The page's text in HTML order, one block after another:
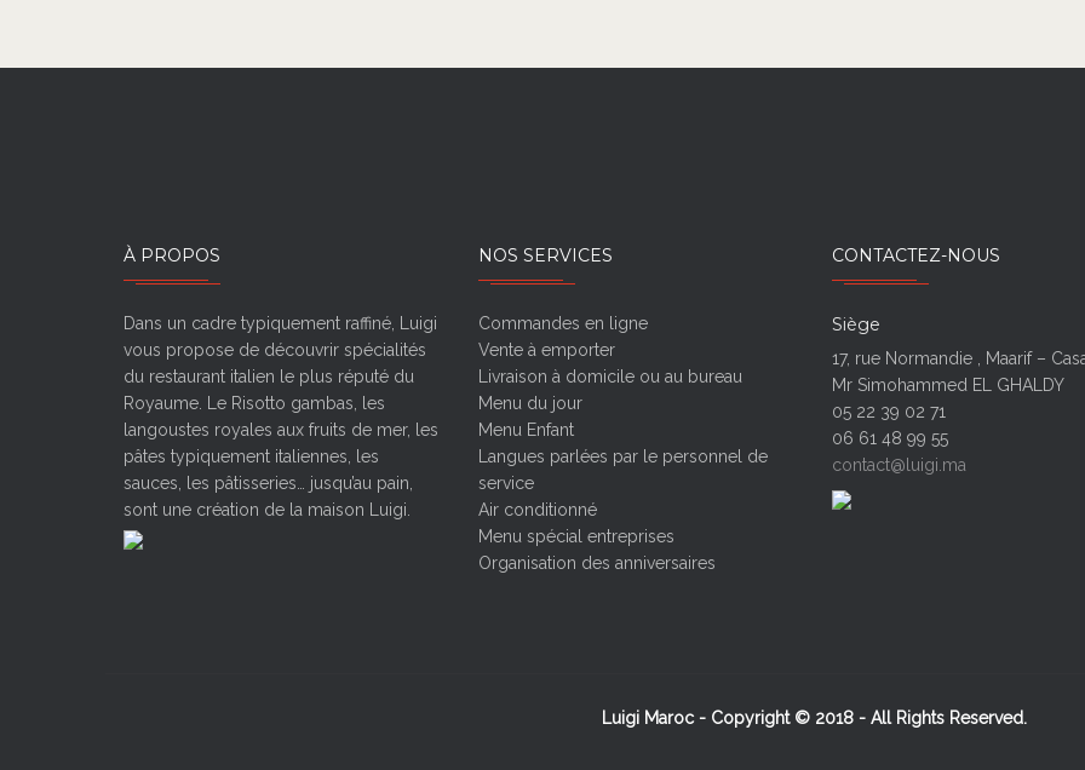
À PROPOS
Dans un cadre typiquement raffiné, Luigi
vous propose de découvrir spécialités
du restaurant italien le plus réputé du
Royaume. Le Risotto gambas, les
langoustes royales aux fruits de mer, les
pâtes typiquement italiennes, les
sauces, les pâtisseries… jusqu’au pain,
sont une création de la maison Luigi.
NOS SERVICES
Commandes en ligne
Vente à emporter
Livraison à domicile ou au bureau
Menu du jour
Menu Enfant
Langues parlées par le personnel de
service
Air conditionné
Menu spécial entreprises
Organisation des anniversaires
CONTACTEZ-NOUS
Siège
17, rue Normandie , Maarif –
Mr Simohammed EL GHALDY
05 22 39 02 71
06 61 48 99 55
contact@luigi.ma
Luigi Maroc - Copyright © 2018 - All Rights Reserved.